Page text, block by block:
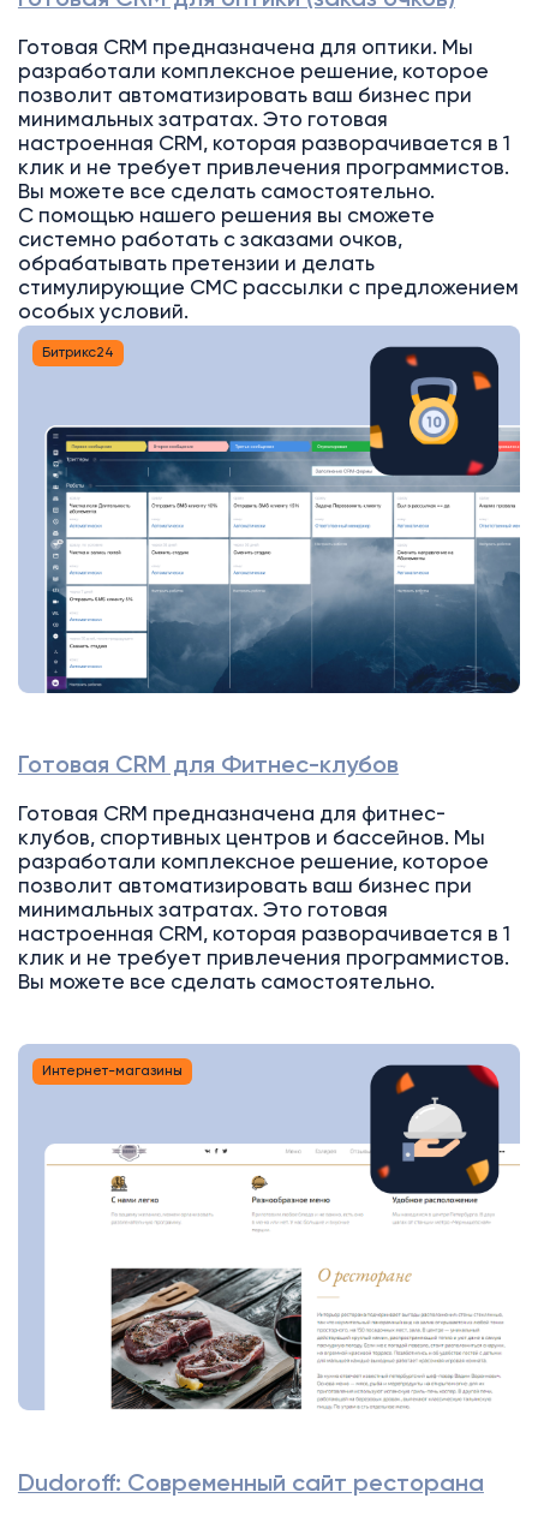
Готовая CRM предназначена для оптики. Мы
разработали комплексное решение, которое
позволит автоматизировать ваш бизнес при
минимальных затратах. Это готовая
настроенная CRM, которая разворачивается в 1
клик и не требует привлечения программистов.
Вы можете все сделать самостоятельно.
С помощью нашего решения вы сможете
системно работать с заказами очков,
обрабатывать претензии и делать
стимулирующие СМС рассылки с предложением
особых условий.
Битрикс24
Готовая CRM для Фитнес-клубов
Готовая CRM предназначена для фитнес-
клубов, спортивных центров и бассейнов. Мы
разработали комплексное решение, которое
позволит автоматизировать ваш бизнес при
минимальных затратах. Это готовая
настроенная CRM, которая разворачивается в 1
клик и не требует привлечения программистов.
Вы можете все сделать самостоятельно.
Интернет-магазины
Dudoroff: Современный сайт ресторана